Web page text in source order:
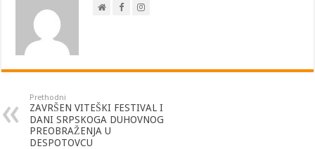
Prethodni
ZAVRŠEN VITEŠKI FESTIVAL I
DANI SRPSKOGA DUHOVNOG
PREOBRAŽENJA U
DESPOTOVCU